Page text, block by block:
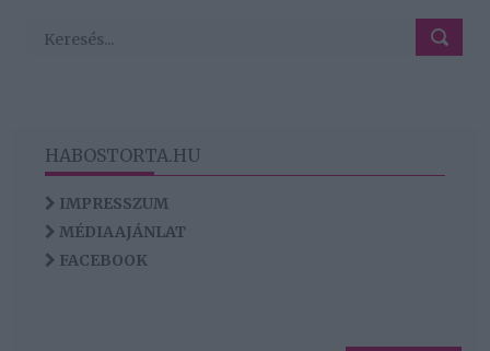
HABOSTORTA.HU
IMPRESSZUM
MÉDIAAJÁNLAT
FACEBOOK